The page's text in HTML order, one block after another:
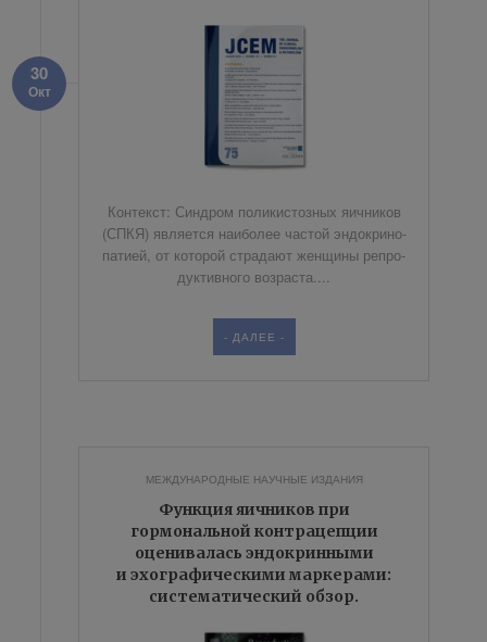
30
Окт
Кон­текст: Син­дром по­ли­ки­стоз­ных яич­ни­ков
(СПКЯ) яв­ля­ет­ся наи­бо­лее частой эн­до­кри­но­
па­ти­ей, от ко­то­рой стра­да­ют жен­щи­ны ре­про­
дук­тив­но­го воз­рас­та....
- ДАЛЕЕ -
МЕЖДУНАРОДНЫЕ НАУЧНЫЕ ИЗДАНИЯ
Функция яичников при
гормональной контрацепции
оценивалась эндокринными
и эхографическими маркерами:
систематический обзор.